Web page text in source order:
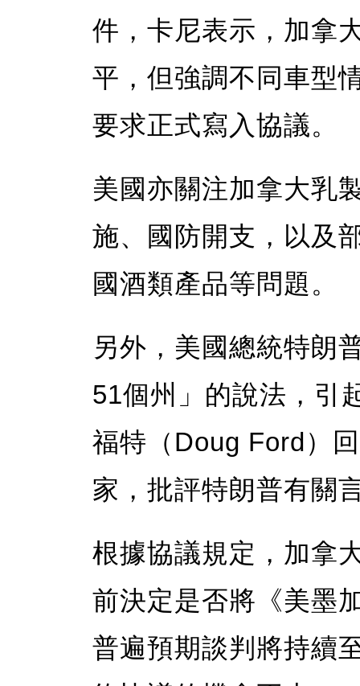
件，卡尼表示，加拿
平，但強調不同車型
要求正式寫入協議。
美國亦關注加拿大乳
施、國防開支，以及
國酒類產品等問題。
另外，美國總統特朗
51個州」的說法，引
福特（Doug Ford）
家，批評特朗普有關
根據協議規定，加拿
前決定是否將《美墨
普遍預期談判將持續